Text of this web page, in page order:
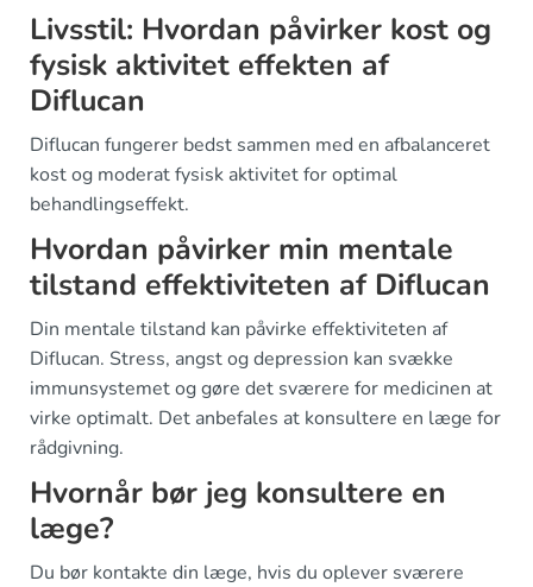
Livsstil: Hvordan påvirker kost og
fysisk aktivitet effekten af
Diflucan
Diflucan fungerer bedst sammen med en afbalanceret
kost og moderat fysisk aktivitet for optimal
behandlingseffekt.
Hvordan påvirker min mentale
tilstand effektiviteten af Diflucan
Din mentale tilstand kan påvirke effektiviteten af
Diflucan. Stress, angst og depression kan svække
immunsystemet og gøre det sværere for medicinen at
virke optimalt. Det anbefales at konsultere en læge for
rådgivning.
Hvornår bør jeg konsultere en
læge?
Du bør kontakte din læge, hvis du oplever sværere